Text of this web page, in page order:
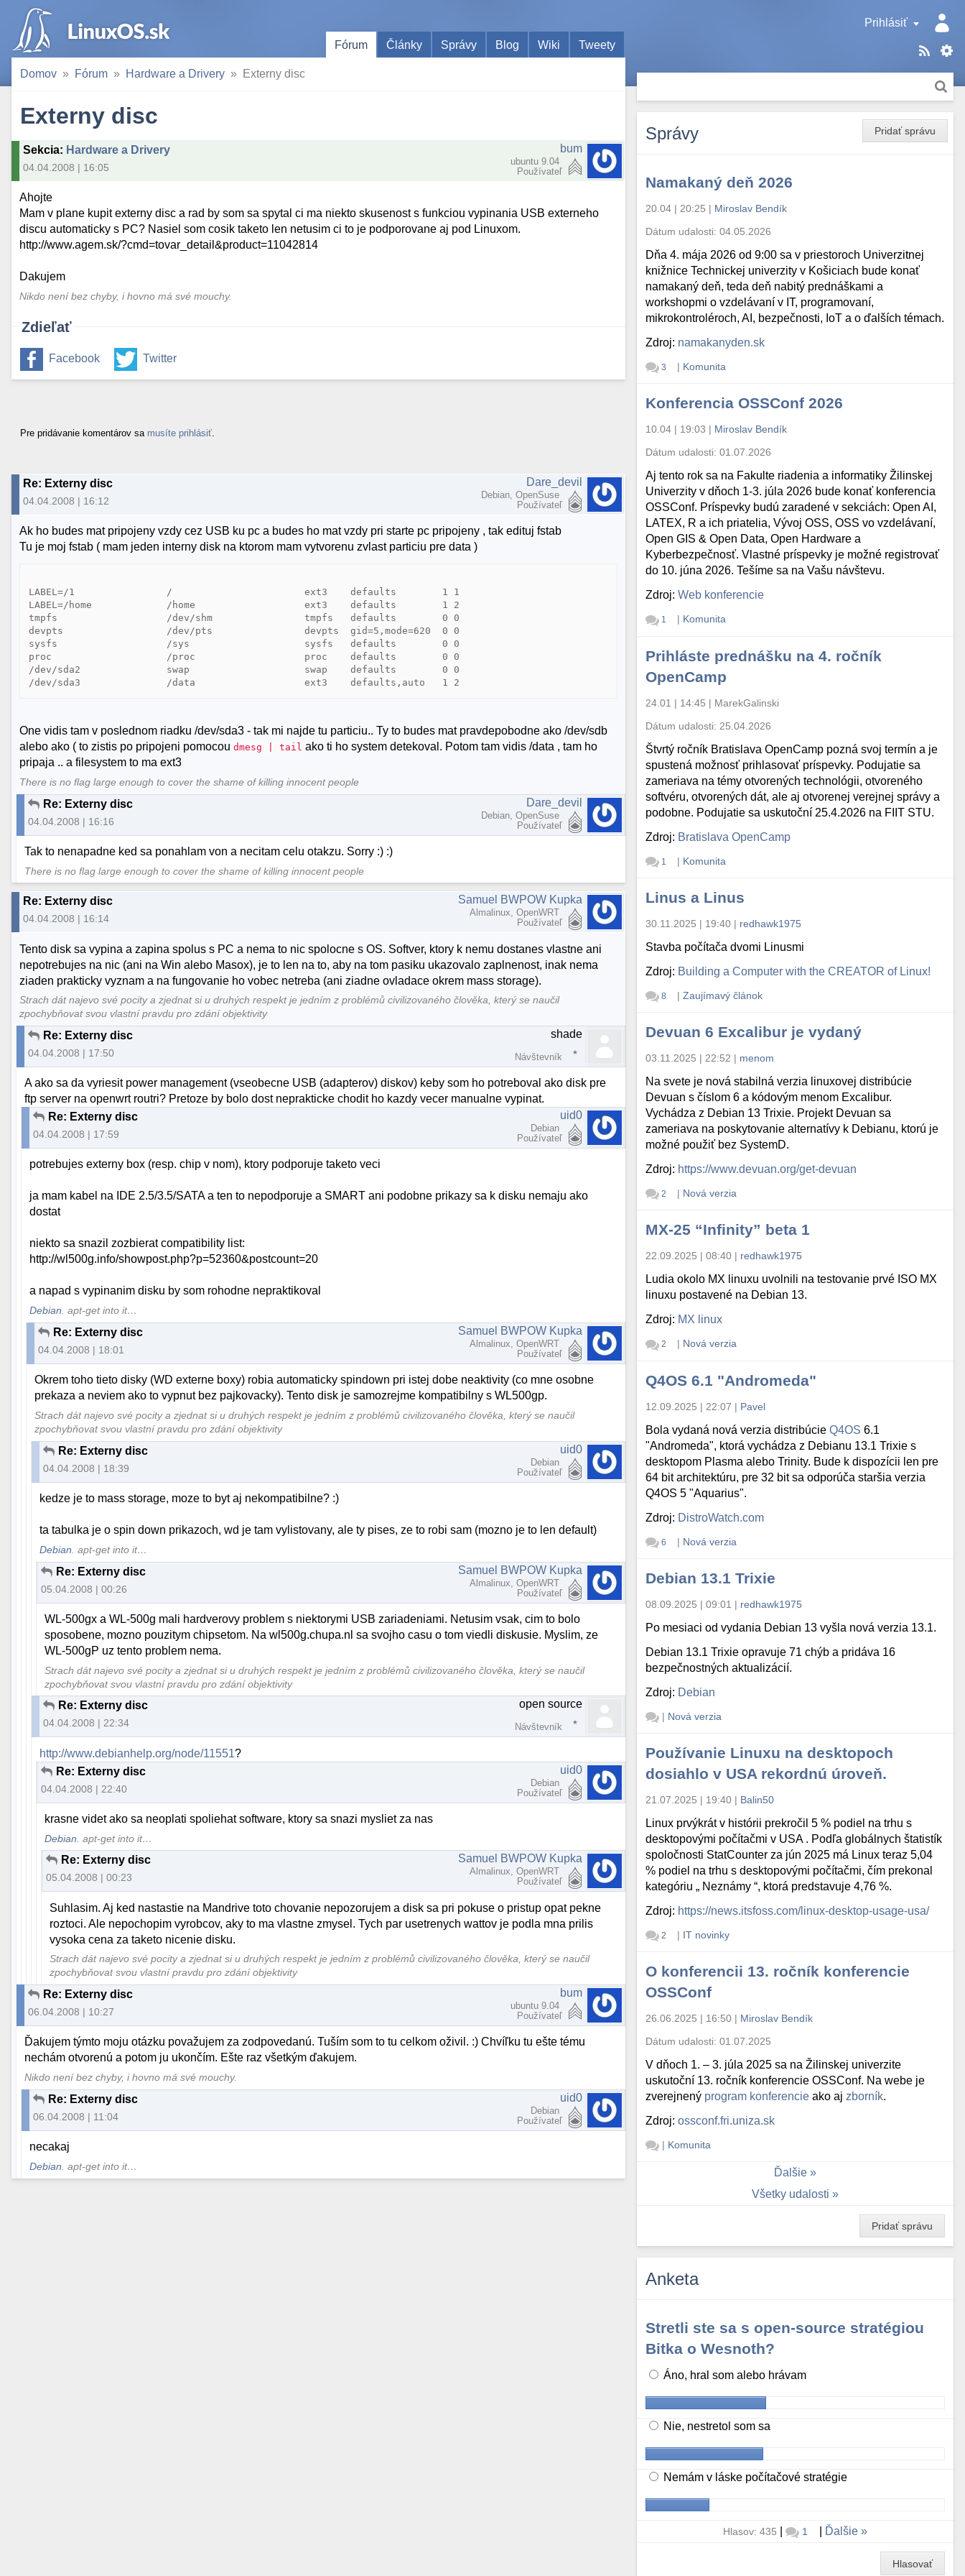
Prihlásiť
Fórum
Články Správy Blog Wiki Tweety
Domov Fórum Hardware a Drivery Externy disc
Externy disc
Sekcia: Hardware a Drivery
04.04.2008 | 16:05
bum
ubuntu 9.04
Používateľ
Ahojte
Mam v plane kupit externy disc a rad by som sa spytal ci ma niekto skusenost s funkciou vypinania USB externeho
discu automaticky s PC? Nasiel som cosik taketo len netusim ci to je podporovane aj pod Linuxom.
http://www.agem.sk/?cmd=tovar_detail&product=11042814
Dakujem
Nikdo není bez chyby, i hovno má své mouchy.
Zdieľať
Facebook Twitter
Pre pridávanie komentárov sa musíte prihlásiť
Re: Externy disc
04.04.2008 | 16:12
Dare_devil
Debian, OpenSuse
Používateľ
Ak ho budes mat pripojeny vzdy cez USB ku pc a budes ho mat vzdy pri starte pc pripojeny , tak edituj fstab
Tu je moj fstab ( mam jeden interny disk na ktorom mam vytvorenu zvlast particiu pre data )
LABEL=/1                /                       ext3    defaults        1 1
LABEL=/home             /home                   ext3    defaults        1 2
tmpfs                   /dev/shm                tmpfs   defaults        0 0
devpts                  /dev/pts                devpts  gid=5,mode=620  0 0
sysfs                   /sys                    sysfs   defaults        0 0
proc                    /proc                   proc    defaults        0 0
/dev/sda2               swap                    swap    defaults        0 0
One vidis tam v poslednom riadku /dev/sda3 - tak mi najde tu particiu.. Ty to budes mat pravdepobodne ako /dev/sdb
alebo ako ( to zistis po pripojeni pomocoudmesg | tail ako ti ho system detekoval. Potom tam vidis /data , tam ho
pripaja .. a filesystem to ma ext3
There is no flag large enough to cover the shame of killing innocent people
Re: Externy disc
04.04.2008 | 16:16
Dare_devil
Debian, OpenSuse
Používateľ
Tak to nenapadne ked sa ponahlam von a necitam celu otakzu. Sorry :) :)
There is no flag large enough to cover the shame of killing innocent people
Re: Externy disc
04.04.2008 | 16:14
Samuel BWPOW Kupka
Almalinux, OpenWRT
Používateľ
Tento disk sa vypina a zapina spolus s PC a nema to nic spolocne s OS. Softver, ktory k nemu dostanes vlastne ani
nepotrebujes na nic (ani na Win alebo Masox), je to len na to, aby na tom pasiku ukazovalo zaplnenost, inak nema
ziaden prakticky vyznam a na fungovanie ho vobec netreba (ani ziadne ovladace okrem mass storage).
Strach dát najevo své pocity a zjednat si u druhých respekt je jedním z problémů civilizovaného člověka, který se naučil
zpochybňovat svou vlastní pravdu pro zdání objektivity
Re: Externy disc
04.04.2008 | 17:50
shade
Návštevník
A ako sa da vyriesit power management (vseobecne USB (adapterov) diskov) keby som ho potreboval ako disk pre
ftp server na openwrt routri? Pretoze by bolo dost neprakticke chodit ho kazdy vecer manualne vypinat.
Re: Externy disc
04.04.2008 | 17:59
uid0
Debian
Používateľ
potrebujes externy box (resp. chip v nom), ktory podporuje taketo veci
ja mam kabel na IDE 2.5/3.5/SATA a ten to nepodporuje a SMART ani podobne prikazy sa k disku nemaju ako
dostat
niekto sa snazil zozbierat compatibility list:
http://wl500g.info/showpost.php?p=52360&postcount=20
a napad s vypinanim disku by som rohodne nepraktikoval
Debian. apt-get into it…
Re: Externy disc
04.04.2008 | 18:01
Samuel BWPOW Kupka
Almalinux, OpenWRT
Používateľ
Okrem toho tieto disky (WD externe boxy) robia automaticky spindown pri istej dobe neaktivity (co mne osobne
prekaza a neviem ako to vypnut bez pajkovacky). Tento disk je samozrejme kompatibilny s WL500gp.
Strach dát najevo své pocity a zjednat si u druhých respekt je jedním z problémů civilizovaného člověka, který se naučil
zpochybňovat svou vlastní pravdu pro zdání objektivity
Re: Externy disc
04.04.2008 | 18:39
uid0
Debian
Používateľ
kedze je to mass storage, moze to byt aj nekompatibilne? :)
ta tabulka je o spin down prikazoch, wd je tam vylistovany, ale ty pises, ze to robi sam (mozno je to len default)
Debian . apt-get into it…
Re: Externy disc
05.04.2008 | 00:26
Samuel BWPOW Kupka
Almalinux, OpenWRT
Používateľ
WL-500gx a WL-500g mali hardverovy problem s niektorymi USB zariadeniami. Netusim vsak, cim to bolo
sposobene, mozno pouzitym chipsetom. Na wl500g.chupa.nl sa svojho casu o tom viedli diskusie. Myslim, ze
WL-500gP uz tento problem nema.
Strach dát najevo své pocity a zjednat si u druhých respekt je jedním z problémů civilizovaného člověka, který se naučil
zpochybňovat svou vlastní pravdu pro zdání objektivity
Re: Externy disc
04.04.2008 | 22:34
open source
Návštevník
http://www.debianhelp.org/node/11551?
Re: Externy disc
04.04.2008 | 22:40
uid0
Debian
Používateľ
krasne videt ako sa neoplati spoliehat software, ktory sa snazi mysliet za nas
Debian . apt-get into it…
Re: Externy disc
05.04.2008 | 00:23
Samuel BWPOW Kupka
Almalinux, OpenWRT
Používateľ
Suhlasim. Aj ked nastastie na Mandrive toto chovanie nepozorujem a disk sa pri pokuse o pristup opat pekne
roztoci. Ale nepochopim vyrobcov, aky to ma vlastne zmysel. Tych par usetrenych wattov je podla mna prilis
vysoka cena za taketo nicenie disku.
Strach dát najevo své pocity a zjednat si u druhých respekt je jedním z problémů civilizovaného člověka, který se naučil
zpochybňovat svou vlastní pravdu pro zdání objektivity
Re: Externy disc
06.04.2008 | 10:27
bum
ubuntu 9.04
Používateľ
Ďakujem týmto moju otázku považujem za zodpovedanú. Tuším som to tu celkom oživil. :) Chvíľku tu ešte tému
nechám otvorenú a potom ju ukončím. Ešte raz všetkým ďakujem.
Nikdo není bez chyby, i hovno má své mouchy.
Re: Externy disc
06.04.2008 | 11:04
uid0
Debian
Používateľ
necakaj
Debian . apt-get into it…
Pridať správu
Správy
Namakaný deň 2026
20.04 | 20:25 | Miroslav Bendík
Dátum udalosti:04.05.2026
Dňa 4. mája 2026 od 9:00 sa v priestoroch Univerzitnej
knižnice Technickej univerzity v Košiciach bude konať
namakaný deň, teda deň nabitý prednáškami a
workshopmi o vzdelávaní v IT, programovaní,
mikrokontroléroch, AI, bezpečnosti, IoT a o ďalších témach.
Zdroj: namakanyden.sk
3 | Komunita
Konferencia OSSConf 2026
10.04 | 19:03 | Miroslav Bendík
Dátum udalosti:01.07.2026
Aj tento rok sa na Fakulte riadenia a informatiky Žilinskej
Univerzity v dňoch 1-3. júla 2026 bude konať konferencia
OSSConf. Príspevky budú zaradené v sekciách: Open AI,
LATEX, R a ich priatelia, Vývoj OSS, OSS vo vzdelávaní,
Open GIS & Open Data, Open Hardware a
Kyberbezpečnosť. Vlastné príspevky je možné registrovať
do 10. júna 2026. Tešíme sa na Vašu návštevu.
Zdroj:Web konferencie
1 | Komunita
Prihláste prednášku na 4. ročník
OpenCamp
24.01 | 14:45 | MarekGalinski
Dátum udalosti: 25.04.2026
Štvrtý ročník Bratislava OpenCamp pozná svoj termín a je
spustená možnosť prihlasovať príspevky. Podujatie sa
zameriava na témy otvorených technológii, otvoreného
softvéru, otvorených dát, ale aj otvorenej verejnej správy a
podobne. Podujatie sa uskutoční 25.4.2026 na FIIT STU.
Zdroj: Bratislava OpenCamp
1 | Komunita
Linus a Linus
30.11.2025 | 19:40 | redhawk1975
Stavba počítača dvomi Linusmi
Zdroj: Building a Computer with the CREATOR of Linux!
8 | Zaujímavý článok
Devuan 6 Excalibur je vydaný
03.11.2025 | 22:52 | menom
Na svete je nová stabilná verzia linuxovej distribúcie
Devuan s číslom 6 a kódovým menom Excalibur.
Vychádza z Debian 13 Trixie. Projekt Devuan sa
zameriava na poskytovanie alternatívy k Debianu, ktorú je
možné použiť bez SystemD.
Zdroj: https://www.devuan.org/get-devuan
2 | Nová verzia
MX-25 “Infinity” beta 1
22.09.2025 | 08:40 | redhawk1975
Ludia okolo MX linuxu uvolnili na testovanie prvé ISO MX
linuxu postavené na Debian 13.
Zdroj: MX linux
2 | Nová verzia
Q4OS 6.1 "Andromeda"
12.09.2025 | 22:07 | Pavel
Bola vydaná nová verzia distribúcieQ4OS 6.1
"Andromeda", ktorá vychádza z Debianu 13.1 Trixie s
desktopom Plasma alebo Trinity. Bude k dispozícii len pre
64 bit architektúru, pre 32 bit sa odporúča staršia verzia
Q4OS 5 "Aquarius".
Zdroj: DistroWatch.com
6 | Nová verzia
Debian 13.1 Trixie
08.09.2025 | 09:01 | redhawk1975
Po mesiaci od vydania Debian 13 vyšla nová verzia 13.1.
Debian 13.1 Trixie opravuje 71 chýb a pridáva 16
bezpečnostných aktualizácií.
Zdroj: Debian
| Nová verzia
Používanie Linuxu na desktopoch
dosiahlo v USA rekordnú úroveň.
21.07.2025 | 19:40 | Balin50
Linux prvýkrát v histórii prekročil 5 % podiel na trhu s
desktopovými počítačmi v USA . Podľa globálnych štatistík
spoločnosti StatCounter za jún 2025 má Linux teraz 5,04
% podiel na trhu s desktopovými počítačmi, čím prekonal
kategóriu „ Neznámy “, ktorá predstavuje 4,76 %.
Zdroj: https://news.itsfoss.com/linux-desktop-usage-usa/
2 | IT novinky
O konferencii 13. ročník konferencie
OSSConf
26.06.2025 | 16:50 | Miroslav Bendík
Dátum udalosti:01.07.2025
V dňoch 1. – 3. júla 2025 sa na Žilinskej univerzite
uskutoční 13. ročník konferencie OSSConf. Na webe je
zverejnený program konferencie ako aj zborník.
Zdroj:ossconf.fri.uniza.sk
| Komunita
Ďalšie
Všetky udalosti
Pridať správu
Anketa
Stretli ste sa s open-source stratégiou
Bitka o Wesnoth?
Áno, hral som alebo hrávam
Nie, nestretol som sa
Nemám v láske počítačové stratégie
Hlasov: 435 | 1 Ďalšie
Hlasovať